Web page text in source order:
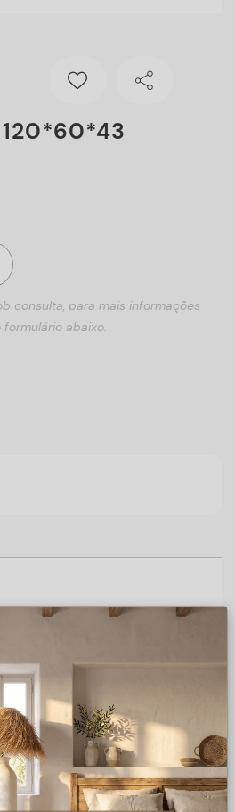
consulta, para mais informações
abaixo.